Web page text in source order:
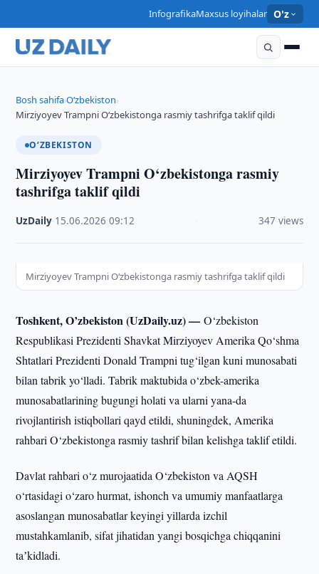
InfografikaMaxsus loyihalar O'z
Bosh sahifa›O‘zbekiston›
Mirziyoyev Trampni O‘zbekistonga rasmiy tashrifga taklif qildi
O‘ZBEKISTON
Mirziyoyev Trampni O‘zbekistonga rasmiy
tashrifga taklif qildi
UzDaily 15.06.2026 ·09:12 347 views
Mirziyoyev Trampni O‘zbekistonga rasmiy tashrifga taklif qildi
Toshkent, O’zbekiston (UzDaily.uz) —O‘zbekiston
Respublikasi Prezidenti Shavkat Mirziyoyev Amerika Qo‘shma
Shtatlari Prezidenti Donald Trampni tug‘ilgan kuni munosabati
bilan tabrik yo‘lladi. Tabrik maktubida o‘zbek-amerika
munosabatlarining bugungi holati va ularni yana-da
rivojlantirish istiqbollari qayd etildi, shuningdek, Amerika
rahbari O‘zbekistonga rasmiy tashrif bilan kelishga taklif etildi.
Davlat rahbari o‘z murojaatida O‘zbekiston va AQSH
o‘rtasidagi o‘zaro hurmat, ishonch va umumiy manfaatlarga
asoslangan munosabatlar keyingi yillarda izchil
mustahkamlanib, sifat jihatidan yangi bosqichga chiqqanini
taʼkidladi.